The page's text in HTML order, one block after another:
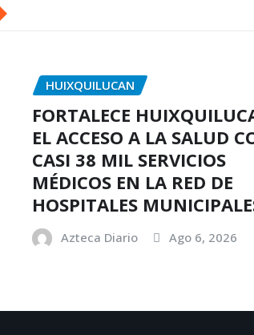
HUIXQUILUCAN
FORTALECE
EL ACCESO A LA SALUD
CASI 38 MIL SERVICIOS
MÉDICOS EN LA RED DE
HOSPITALES
Azteca Diario Ago 6, 2026